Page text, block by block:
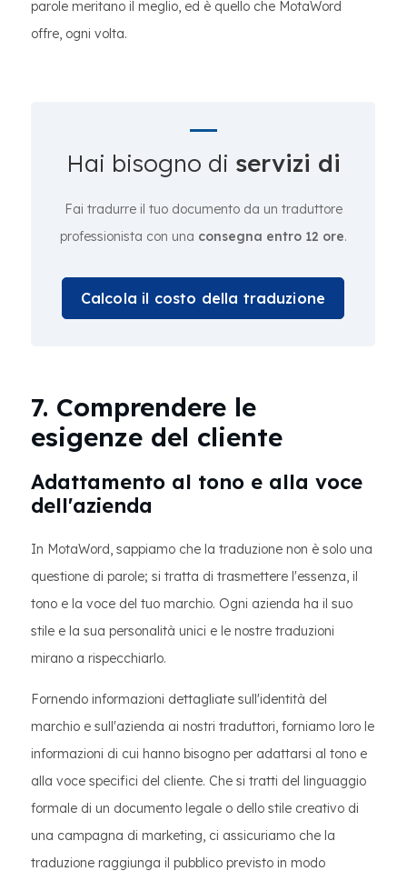
parole meritano il meglio, ed è quello che MotaWord
offre, ogni volta.
Hai bisogno di servizi di
Fai tradurre il tuo documento da un traduttore
professionista con una consegna entro 12 ore.
Calcola il costo della traduzione
7. Comprendere le
esigenze del cliente
Adattamento al tono e alla voce
dell'azienda
In MotaWord, sappiamo che la traduzione non è solo una
questione di parole; si tratta di trasmettere l'essenza, il
tono e la voce del tuo marchio. Ogni azienda ha il suo
stile e la sua personalità unici e le nostre traduzioni
mirano a rispecchiarlo.
Fornendo informazioni dettagliate sull'identità del
marchio e sull'azienda ai nostri traduttori, forniamo loro le
informazioni di cui hanno bisogno per adattarsi al tono e
alla voce specifici del cliente. Che si tratti del linguaggio
formale di un documento legale o dello stile creativo di
una campagna di marketing, ci assicuriamo che la
traduzione raggiunga il pubblico previsto in modo